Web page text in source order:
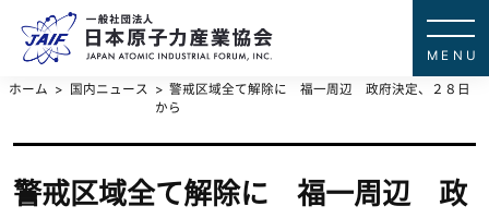
ホーム 国内ニュース
警戒区域全て解除に 福一周辺 政府決定、２８日
から
警戒区域全て解除に 福一周辺 政